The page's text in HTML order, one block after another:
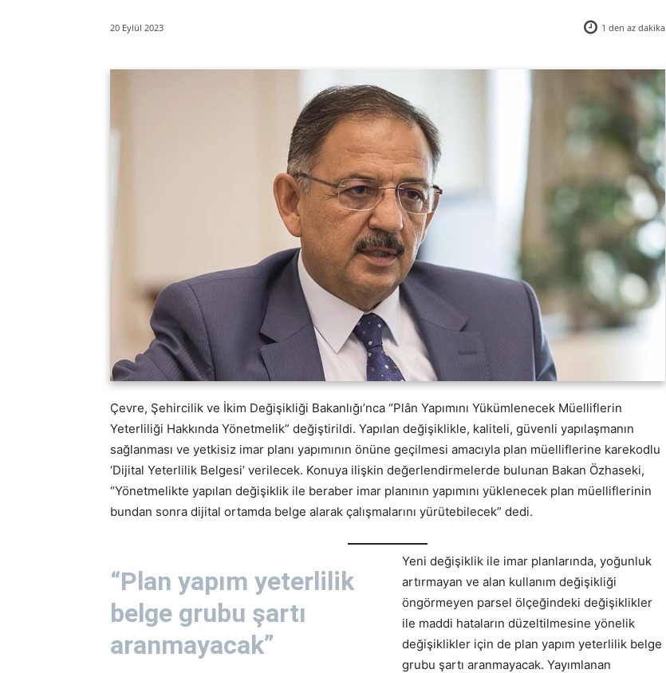
20 Eylül 2023 1 den az dakika
Çevre, Şehircilik ve İkim Değişikliği Bakanlığı’nca “Plân Yapımını Yükümlenecek Müelliflerin
Yeterliliği Hakkında Yönetmelik” değiştirildi. Yapılan değişiklikle, kaliteli, güvenli yapılaşmanın
sağlanması ve yetkisiz imar planı yapımının önüne geçilmesi amacıyla plan müelliflerine karekodlu
‘Dijital Yeterlilik Belgesi’ verilecek. Konuya ilişkin değerlendirmelerde bulunan Bakan Özhaseki,
“Yönetmelikte yapılan değişiklik ile beraber imar planının yapımını yüklenecek plan müelliflerinin
bundan sonra dijital ortamda belge alarak çalışmalarını yürütebilecek” dedi.
“Plan yapım yeterlilik
belge grubu şartı
aranmayacak”
Yeni değişiklik ile imar planlarında, yoğunluk
artırmayan ve alan kullanım değişikliği
öngörmeyen parsel ölçeğindeki değişiklikler
ile maddi hataların düzeltilmesine yönelik
değişiklikler için de plan yapım yeterlilik belge
grubu şartı aranmayacak. Yayımlanan